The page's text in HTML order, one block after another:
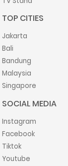
TOP CITIES
Jakarta
Bali
Bandung
Malaysia
Singapore
SOCIAL MEDIA
Instagram
Facebook
Tiktok
Youtube